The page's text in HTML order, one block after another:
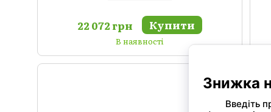
22 072 грн Купити
В наявності